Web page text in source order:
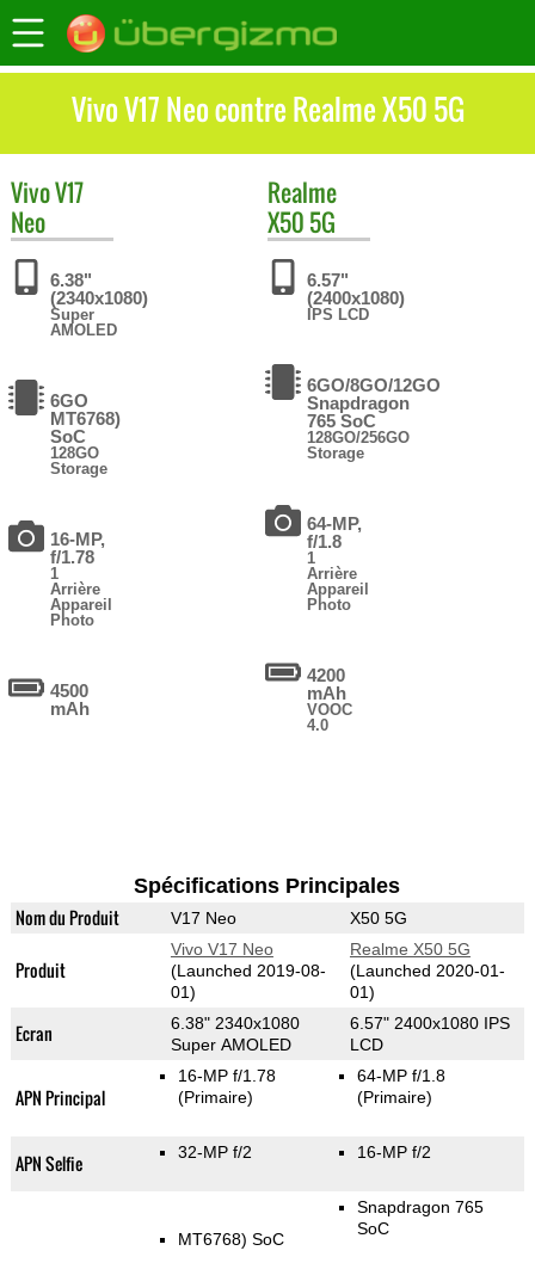
Vivo V17 Neo contre Realme X50 5G
VivoV17
Neo
6.38"
(2340x1080)
Super
AMOLED
6GO
MT6768)
SoC
128GO
Storage
16-MP,
f/1.78
1
Arrière
Appareil
Photo
4500
mAh
Realme
X50 5G
6.57"
(2400x1080)
IPS LCD
6GO/8GO/12GO
Snapdragon
765 SoC
128GO/256GO
Storage
64-MP,
f/1.8
1
Arrière
Appareil
Photo
4200
mAh
VOOC
4.0
Spécifications Principales
Nom du Produit V17 Neo X50 5G
Produit
Vivo V17 Neo
(Launched 2019-08-
01)
Realme X50 5G
(Launched 2020-01-
01)
Ecran
6.38" 2340x1080
Super AMOLED
6.57" 2400x1080 IPS
LCD
APN Principal
16-MP f/1.78
(Primaire)
64-MP f/1.8
(Primaire)
APN Selfie 32-MP f/2 16-MP f/2
MT6768) SoC
Snapdragon 765
SoC